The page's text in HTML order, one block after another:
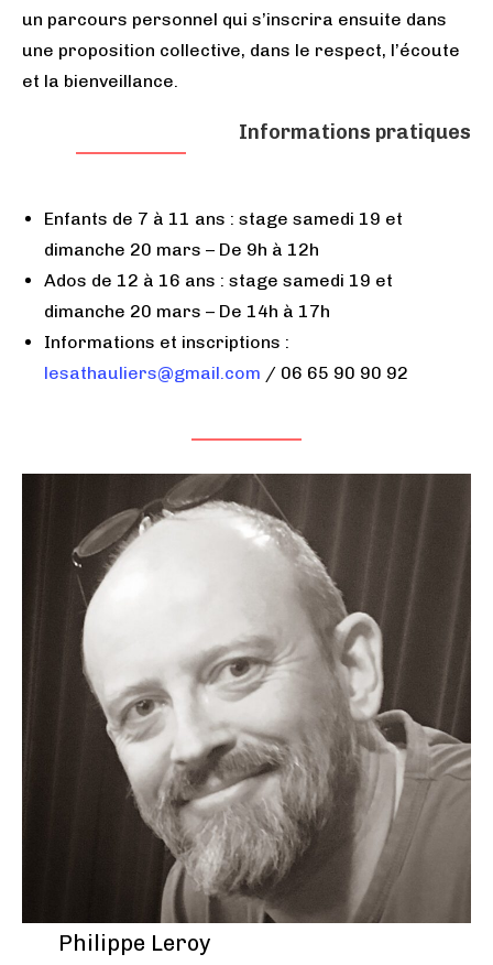
un parcours personnel qui s’inscrira ensuite dans
une proposition collective, dans le respect, l’écoute
et la bienveillance.
Informations pratiques
Enfants de 7 à 11 ans : stage samedi 19 et
dimanche 20 mars – De 9h à 12h
Ados de 12 à 16 ans : stage samedi 19 et
dimanche 20 mars – De 14h à 17h
Informations et inscriptions :
lesathauliers@gmail.com / 06 65 90 90 92
Philippe Leroy